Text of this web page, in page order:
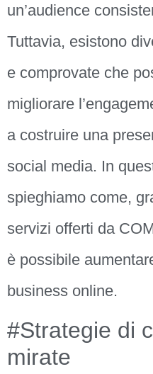
un’audience
Tuttavia, esistono
e comprovate che
migliorare
a costruire una
social media. In
spieghiamo come,
servizi offerti da
è possibile
business online.
#Strategie di
mirate